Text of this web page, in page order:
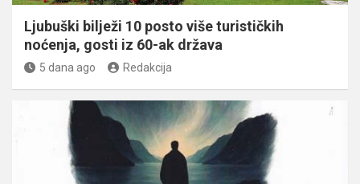
Ljubuški bilježi 10 posto više turističkih
noćenja, gosti iz 60-ak država
5 dana ago Redakcija